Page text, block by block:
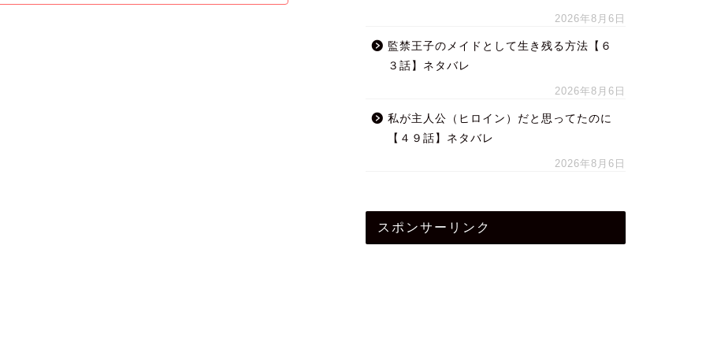
2026年8月6日
監禁王子のメイドとして生き残る方法【６
３話】ネタバレ
2026年8月6日
私が主人公（ヒロイン）だと思ってたのに
【４９話】ネタバレ
2026年8月6日
スポンサーリンク